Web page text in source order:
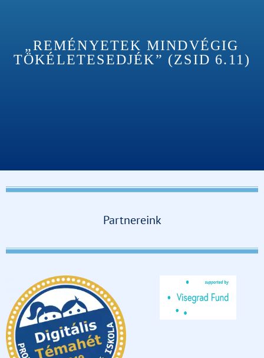
„REMÉNYETEK MINDVÉGIG
TÖKÉLETESEDJÉK” (ZSID 6.11)
Partnereink